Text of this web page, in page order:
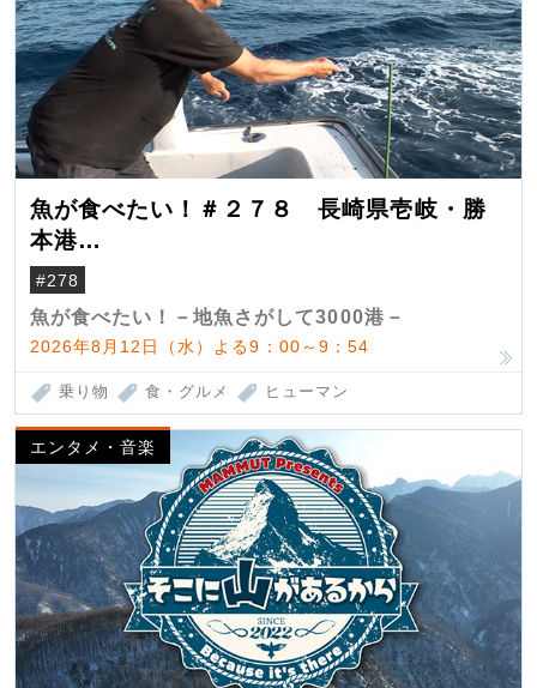
魚が食べたい！＃２７８ 長崎県壱岐・勝
本港
（クロマグロ）
#278
魚が食べたい！－地魚さがして3000港－
2026年8月12日（水）よる9：00～9：54
乗り物 食・グルメ ヒューマン
エンタメ・音楽